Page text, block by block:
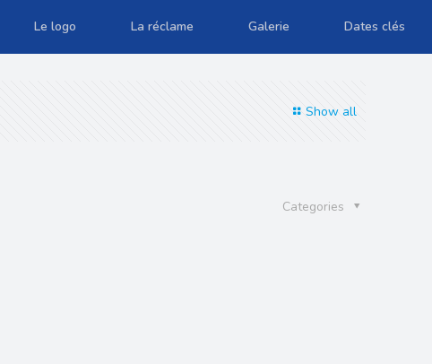
Le logo La réclame Galerie Dates clés
Show all
Categories